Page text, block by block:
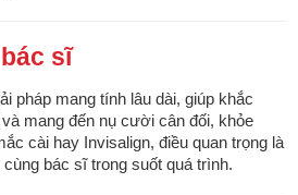
sĩ
pháp mang tính lâu dài, giúp khắc
mang đến nụ cười cân đối, khỏe
cài hay Invisalign, điều quan trọng là
bác sĩ trong suốt quá trình.